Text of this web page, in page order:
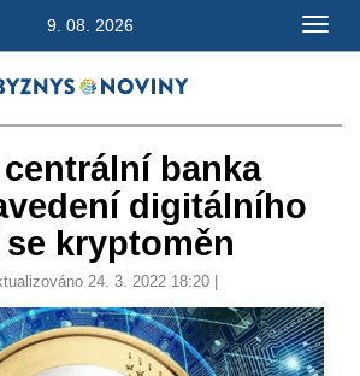
9. 08. 2026
banka
digitálního
kryptoměn
24. 3. 2022 18:20 |